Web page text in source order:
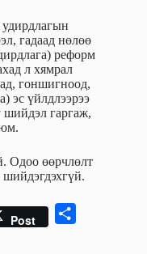
гадаад нөлөө
реформ
л хямрал
гоншигноод,
эс үйлдлээрээ
шийдэл гаргаж,
Одоо өөрчлөлт
Post